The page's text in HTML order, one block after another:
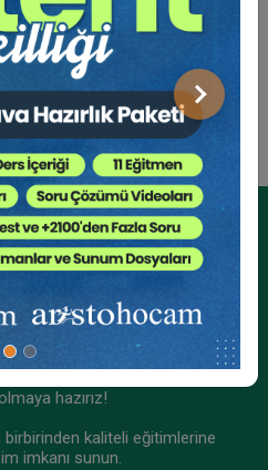
Sonraki
Kaynaklı Nitelikli
3. Dönem
İçin
Teklif Alın
hazırız!
birbirinden kaliteli eğitimlerine
imkanı sunun.